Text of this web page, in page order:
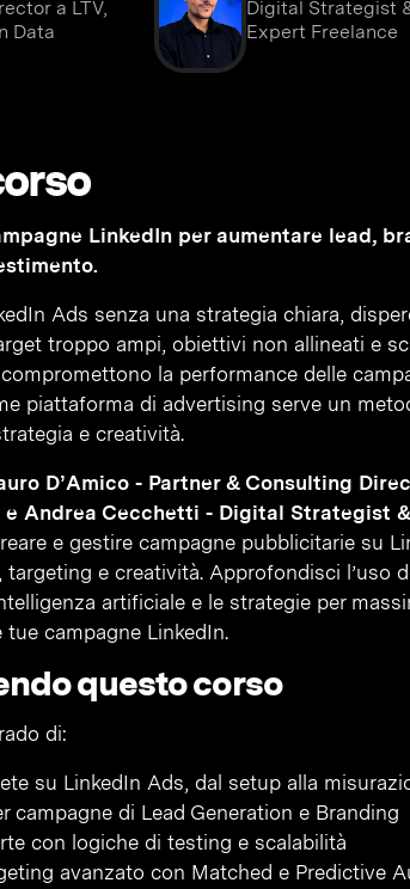
a LTV,
Data
Digital Strategist
Expert Freelance
LinkedIn per aumentare lead,
Ads senza una strategia chiara,
troppo ampi, obiettivi non allineati e
la performance delle
piattaforma di advertising serve un
e creatività.
D’Amico - Partner & Consulting
e Andrea Cecchetti - Digital Strategist
e gestire campagne pubblicitarie su
e creatività. Approfondisci l’uso
artificiale e le strategie per
tue campagne LinkedIn.
questo corso
di:
su LinkedIn Ads, dal setup alla
campagne di Lead Generation e Branding
con logiche di testing e scalabilità
avanzato con Matched e Predictive